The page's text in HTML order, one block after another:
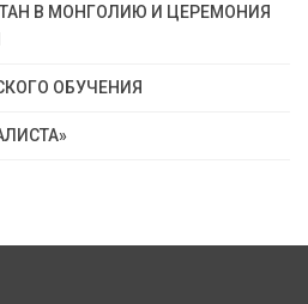
В МОНГОЛИЮ И ЦЕРЕМОНИЯ
ОБУЧЕНИЯ